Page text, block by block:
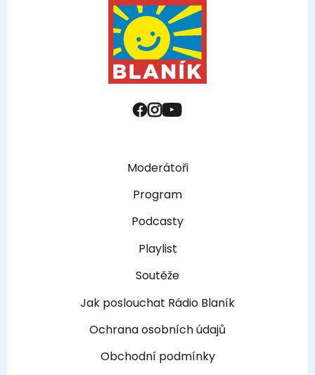
Moderátoři
Program
Podcasty
Playlist
Soutěže
Jak poslouchat Rádio Blaník
Ochrana osobních údajů
Obchodní podmínky